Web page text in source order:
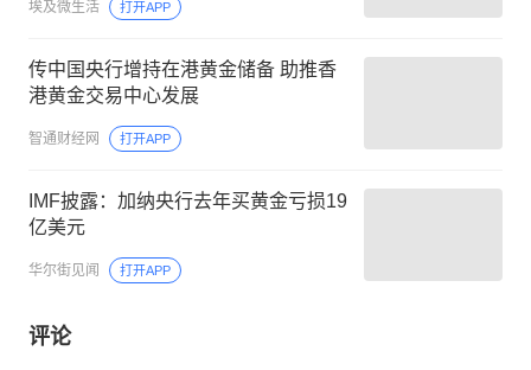
埃及微生活 打开APP
传中国央行增持在港黄金储备 助推香
港黄金交易中心发展
智通财经网 打开APP
IMF披露：加纳央行去年买黄金亏损19
亿美元
华尔街见闻 打开APP
评论